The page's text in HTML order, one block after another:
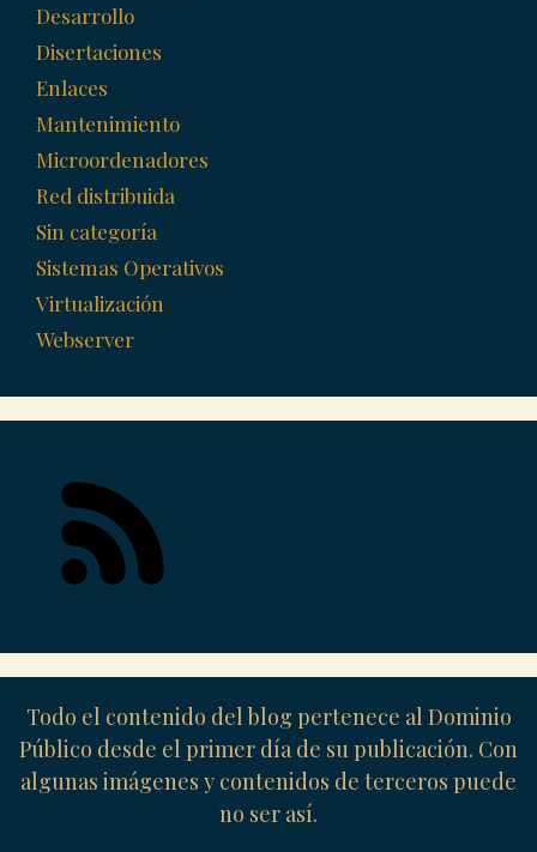
Desarrollo
Disertaciones
Enlaces
Mantenimiento
Microordenadores
Red distribuida
Sin categoría
Sistemas Operativos
Virtualización
Webserver
Todo el contenido del blog pertenece al Dominio
Público desde el primer día de su publicación. Con
algunas imágenes y contenidos de terceros puede
no ser así.